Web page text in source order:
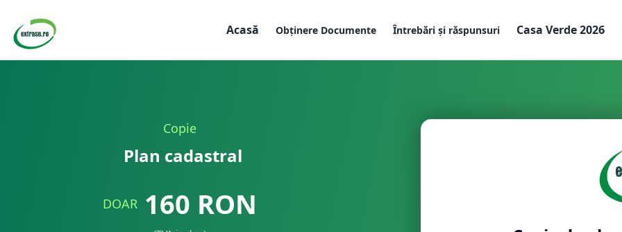
Acasă Obținere Documente Întrebări și răspunsuri Casa Verde 2026
Copie
Plan cadastral
DOAR 160 RON